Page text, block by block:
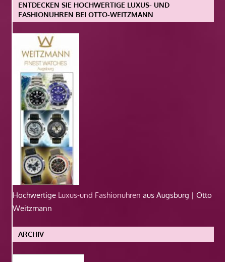
ENTDECKEN SIE HOCHWERTIGE LUXUS- UND
FASHIONUHREN BEI OTTO-WEITZMANN
Hochwertige Luxus-und Fashionuhren aus Augsburg | Otto
Weitzmann
ARCHIV